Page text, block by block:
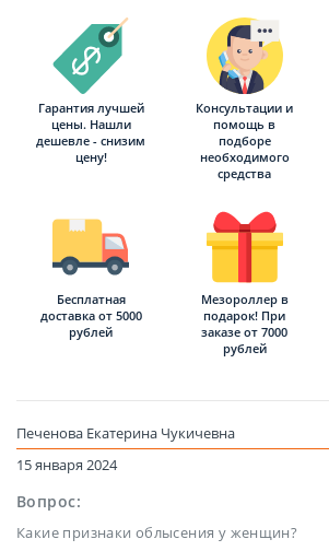
Гарантия лучшей
цены. Нашли
дешевле - снизим
цену!
Консультации и
помощь в
подборе
необходимого
средства
Бесплатная
доставка от 5000
рублей
Мезороллер в
подарок! При
заказе от 7000
рублей
Печенова Екатерина Чукичевна
15 января 2024
Вопрос:
Какие признаки облысения у женщин?